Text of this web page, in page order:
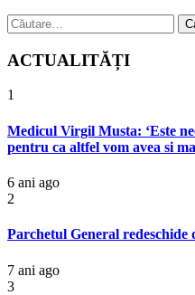
Caută
după:
ACTUALITĂȚI
1
Medicul Virgil Musta: ‘Este
pentru ca altfel vom avea si
6 ani ago
2
Parchetul General redeschide
7 ani ago
3